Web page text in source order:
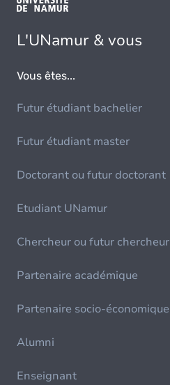
L'UNamur & vous
Vous êtes...
Futur étudiant bachelier
Futur étudiant master
Doctorant ou futur doctorant
Etudiant UNamur
Chercheur ou futur chercheur
Partenaire académique
Partenaire socio-économique
Alumni
Enseignant